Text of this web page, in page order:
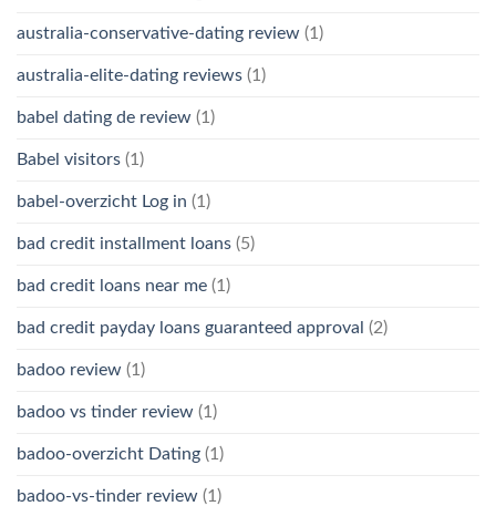
australia-conservative-dating review (1)
australia-elite-dating reviews (1)
babel dating de review (1)
Babel visitors (1)
babel-overzicht Log in (1)
bad credit installment loans (5)
bad credit loans near me (1)
bad credit payday loans guaranteed approval (2)
badoo review (1)
badoo vs tinder review (1)
badoo-overzicht Dating (1)
badoo-vs-tinder review (1)